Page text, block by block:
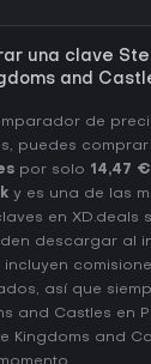
una clave
and
de
puedes comprar
por solo 14,47 €
y es una de las
en XD.deals
descargar al
así que
and Castles en
Kingdoms and